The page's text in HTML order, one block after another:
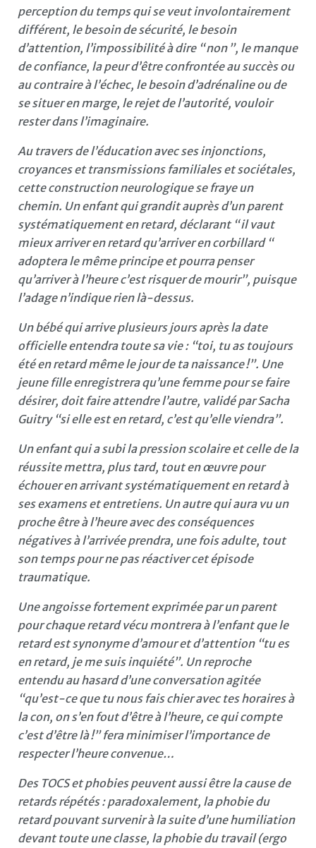
perception du temps qui se veut involontairement
différent, le besoin de sécurité, le besoin
d’attention, l’impossibilité à dire “ non ”, le manque
de confiance, la peur d’être confrontée au succès ou
au contraire à l’échec, le besoin d’adrénaline ou de
se situer en marge, le rejet de l’autorité, vouloir
rester dans l’imaginaire.
Au travers de l’éducation avec ses injonctions,
croyances et transmissions familiales et sociétales,
cette construction neurologique se fraye un
chemin. Un enfant qui grandit auprès d’un parent
systématiquement en retard, déclarant “ il vaut
mieux arriver en retard qu’arriver en corbillard “
adoptera le même principe et pourra penser
qu’arriver à l’heure c’est risquer de mourir”, puisque
l’adage n’indique rien là-dessus.
Un bébé qui arrive plusieurs jours après la date
officielle entendra toute sa vie : “toi, tu as toujours
été en retard même le jour de ta naissance !”. Une
jeune fille enregistrera qu’une femme pour se faire
désirer, doit faire attendre l’autre, validé par Sacha
Guitry “si elle est en retard, c’est qu’elle viendra”.
Un enfant qui a subi la pression scolaire et celle de la
réussite mettra, plus tard, tout en œuvre pour
échouer en arrivant systématiquement en retard à
ses examens et entretiens. Un autre qui aura vu un
proche être à l’heure avec des conséquences
négatives à l’arrivée prendra, une fois adulte, tout
son temps pour ne pas réactiver cet épisode
traumatique.
Une angoisse fortement exprimée par un parent
pour chaque retard vécu montrera à l’enfant que le
retard est synonyme d’amour et d’attention “tu es
en retard, je me suis inquiété”. Un reproche
entendu au hasard d’une conversation agitée
“qu’est-ce que tu nous fais chier avec tes horaires à
la con, on s’en fout d’être à l’heure, ce qui compte
c’est d’être là !” fera minimiser l’importance de
respecter l’heure convenue…
Des TOCS et phobies peuvent aussi être la cause de
retards répétés : paradoxalement, la phobie du
retard pouvant survenir à la suite d’une humiliation
devant toute une classe, la phobie du travail (ergo